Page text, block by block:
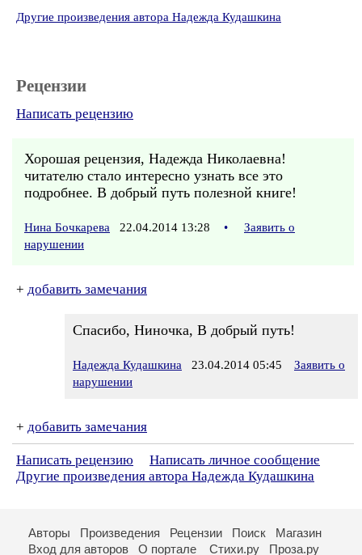
Другие произведения автора Надежда Кудашкина
Рецензии
Написать рецензию
Хорошая рецензия, Надежда Николаевна!
читателю стало интересно узнать все это
подробнее. В добрый путь полезной книге!
Нина Бочкарева 22.04.2014 13:28 •
Заявить о
нарушении
+ добавить замечания
Спасибо, Ниночка, В добрый путь!
Надежда Кудашкина 23.04.2014 05:45
Заявить о
нарушении
+ добавить замечания
Написать рецензию
Написать личное сообщение
Другие произведения автора Надежда Кудашкина
Авторы Произведения Рецензии Поиск
Магазин
Вход для авторов
О портале Стихи.ру Проза.ру